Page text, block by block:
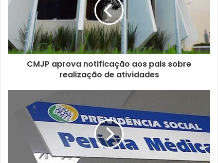
r
e
CMJP aprova notificação aos pais sobre
realização de atividades